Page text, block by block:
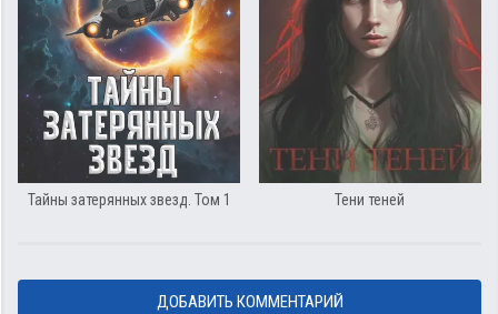
Тайны затерянных звезд. Том 1 Тени теней
ДОБАВИТЬ КОММЕНТАРИЙ